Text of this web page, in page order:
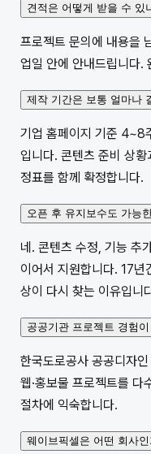
견적은 어떻게 받을 수 있
프로젝트 문의에 내용을
업일 안에 안내드립니다.
제작 기간은 보통 얼마나
기업 홈페이지 기준 4~8
입니다. 콘텐츠 준비 상
정표를 함께 확정합니다.
오픈 후 유지보수도 가능
네. 콘텐츠 수정, 기능 추
이어서 지원합니다. 17년
상이 다시 찾는 이유입니
공공기관 프로젝트 경험
한국도로공사 공공디자
웹·홍보물 프로젝트를
절차에 익숙합니다.
웨이브픽셀은 어떤 회사